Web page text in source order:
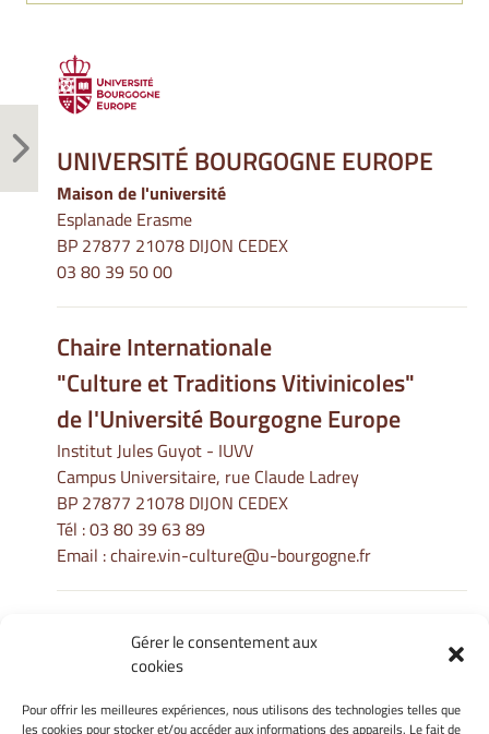
Gérer le consentement aux
cookies
Pour offrir les meilleures expériences, nous utilisons des technologies telles que
les cookies pour stocker et/ou accéder aux informations des appareils. Le fait de
UNIVERSITÉ BOURGOGNE EUROPE
Maison de l'université
Esplanade Erasme
BP 27877 21078 DIJON CEDEX
03 80 39 50 00
Chaire Internationale
"Culture et Traditions Vitivinicoles"
de l'Université Bourgogne Europe
Institut Jules Guyot - IUVV
Campus Universitaire, rue Claude Ladrey
BP 27877 21078 DIJON CEDEX
Tél :03 80 39 63 89
Email :chaire.vin-culture@u-bourgogne.fr
Informations Légales
Gérer mes cookies